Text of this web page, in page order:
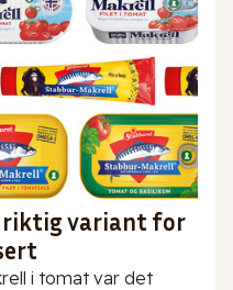
riktig variant for
i tomat var det